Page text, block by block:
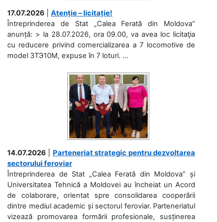
17.07.2026
Atenție – licitație!
Întreprinderea de Stat „Calea Ferată din Moldova”
anunță: > la 28.07.2026, ora 09.00, va avea loc licitaţia
cu reducere privind comercializarea a 7 locomotive de
model 3ТЭ10М, expuse în 7 loturi. ...
14.07.2026
Parteneriat strategic pentru dezvoltarea
sectorului feroviar
Întreprinderea de Stat „Calea Ferată din Moldova” și
Universitatea Tehnică a Moldovei au încheiat un Acord
de colaborare, orientat spre consolidarea cooperării
dintre mediul academic și sectorul feroviar. Parteneriatul
vizează promovarea formării profesionale, susținerea